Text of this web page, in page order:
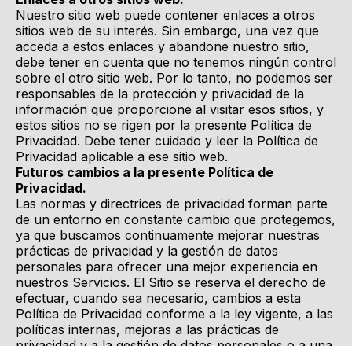
Nuestro sitio web puede contener enlaces a otros
sitios web de su interés. Sin embargo, una vez que
acceda a estos enlaces y abandone nuestro sitio,
debe tener en cuenta que no tenemos ningún control
sobre el otro sitio web. Por lo tanto, no podemos ser
responsables de la protección y privacidad de la
información que proporcione al visitar esos sitios, y
estos sitios no se rigen por la presente Política de
Privacidad. Debe tener cuidado y leer la Política de
Privacidad aplicable a ese sitio web.
Futuros cambios a la presente Política de
Privacidad.
Las normas y directrices de privacidad forman parte
de un entorno en constante cambio que protegemos,
ya que buscamos continuamente mejorar nuestras
prácticas de privacidad y la gestión de datos
personales para ofrecer una mejor experiencia en
nuestros Servicios. El Sitio se reserva el derecho de
efectuar, cuando sea necesario, cambios a esta
Política de Privacidad conforme a la ley vigente, a las
políticas internas, mejoras a las prácticas de